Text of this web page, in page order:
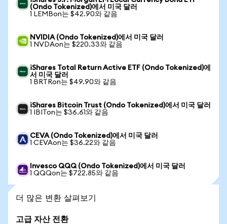
(Ondo Tokenized)에서 미국 달러
1 LEMBon는 $42.90와 같음
NVIDIA (Ondo Tokenized)에서 미국 달러
1 NVDAon는 $220.33와 같음
iShares Total Return Active ETF (Ondo Tokenized)에
서 미국 달러
1 BRTRon는 $49.90와 같음
iShares Bitcoin Trust (Ondo Tokenized)에서 미국 달러
1 IBITon는 $36.61와 같음
CEVA (Ondo Tokenized)에서 미국 달러
1 CEVAon는 $36.22와 같음
Invesco QQQ (Ondo Tokenized)에서 미국 달러
1 QQQon는 $722.85와 같음
더 많은 변환 살펴보기
고급 자산 전환